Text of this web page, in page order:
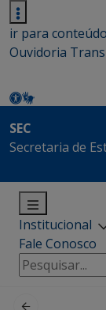
ir para conteúdo
Ouvidoria
SEC
Secretaria de
Institucional
Fale Conosco
Pesquisar
por: